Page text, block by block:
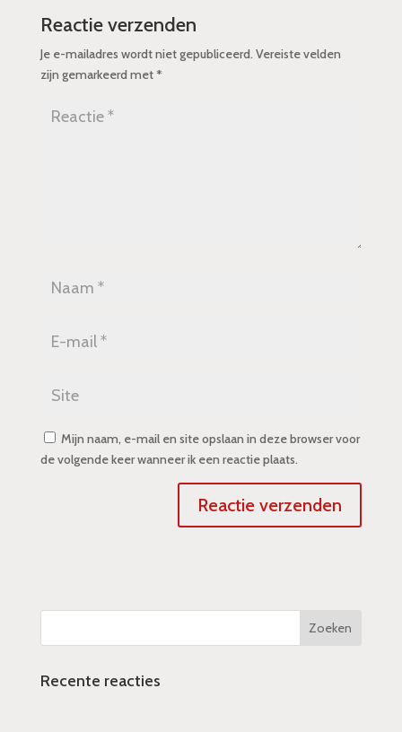
Reactie verzenden
Je e-mailadres wordt niet gepubliceerd. Vereiste velden
zijn gemarkeerd met*
Mijn naam, e-mail en site opslaan in deze browser voor
de volgende keer wanneer ik een reactie plaats.
Recente reacties